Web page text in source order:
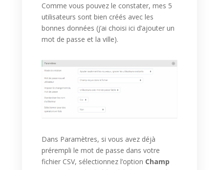
Comme vous pouvez le constater, mes 5
utilisateurs sont bien créés avec les
bonnes données (j’ai choisi ici d’ajouter un
mot de passe et la ville).
Dans Paramètres, si vous avez déjà
prérempli le mot de passe dans votre
fichier CSV, sélectionnez l’option Champ